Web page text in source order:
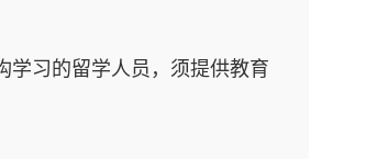
学习的留学人员，须提供教育